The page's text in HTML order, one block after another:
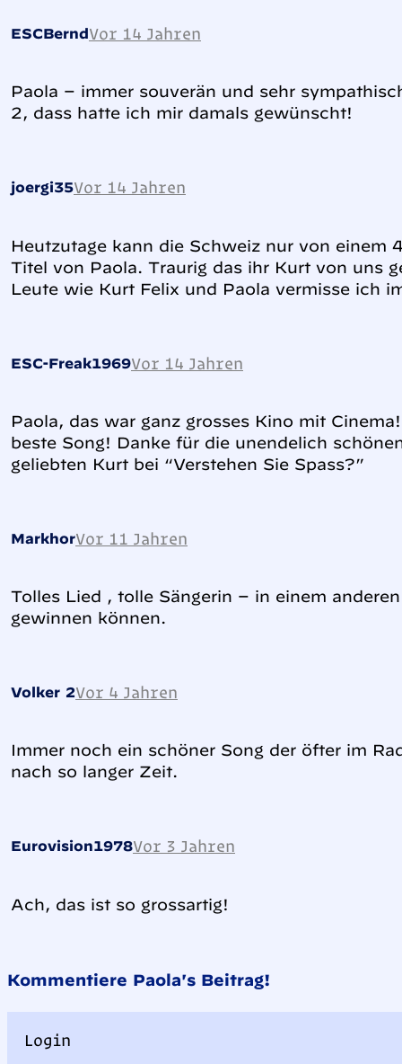
ESCBerndVor 14 Jahren
Paola – immer souverän und sehr
2, dass hatte ich mir damals gewünscht!
joergi35Vor 14 Jahren
Heutzutage kann die Schweiz nur von einem
Titel von Paola. Traurig das ihr Kurt von uns
Leute wie Kurt Felix und Paola vermisse ich
ESC-Freak1969Vor 14 Jahren
Paola, das war ganz grosses Kino mit
beste Song! Danke für die unendelich
geliebten Kurt bei “Verstehen Sie Spass?”
MarkhorVor 11 Jahren
Tolles Lied , tolle Sängerin – in einem
gewinnen können.
Volker 2Vor 4 Jahren
Immer noch ein schöner Song der öfter im
nach so langer Zeit.
Eurovision1978Vor 3 Jahren
Ach, das ist so grossartig!
Kommentiere Paola's Beitrag!
Login